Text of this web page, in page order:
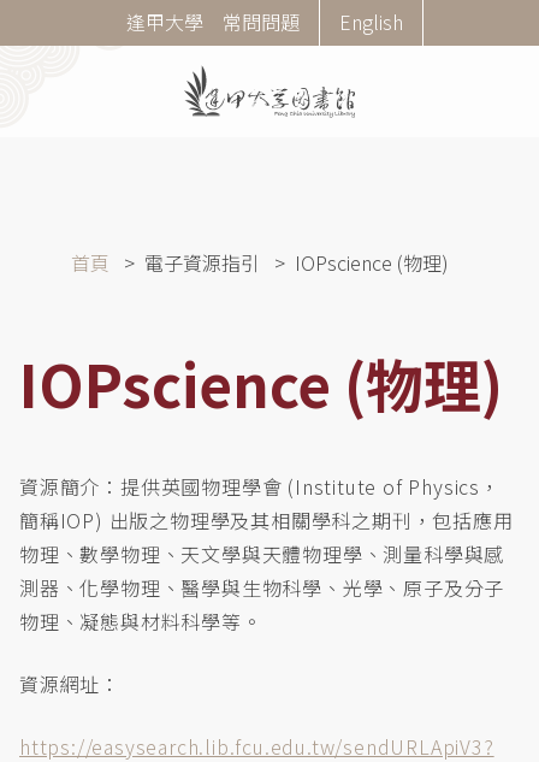
至
Corner
Menu
逢甲大學 常問問題 English
首頁 電子資源指引 IOPscience (物理)
IOPscience (物理)
資源簡介：提供英國物理學會 (Institute of Physics，
簡稱IOP) 出版之物理學及其相關學科之期刊，包括應用
物理、數學物理、天文學與天體物理學、測量科學與感
測器、化學物理、醫學與生物科學、光學、原子及分子
物理、凝態與材料科學等。
資源網址：
https://easysearch.lib.fcu.edu.tw/sendURLApiV3?